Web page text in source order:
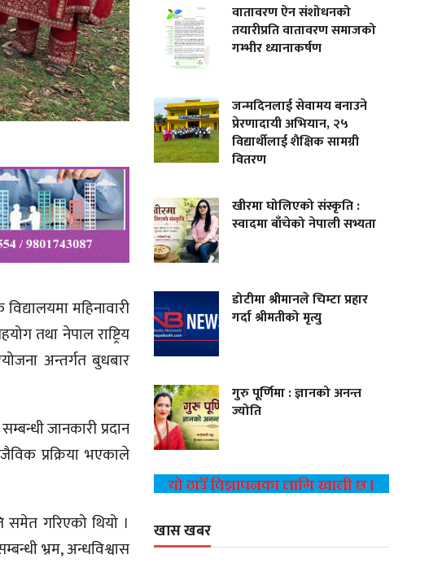
महिनावारी
तथा नेपाल राष्ट्रिय
अन्तर्गत बुधबार
जानकारी प्रदान
प्रक्रिया भएकाले
समेत गरिएको थियो ।
भ्रम, अन्धविश्वास
वातावरण ऐन संशोधनको
तयारीप्रति वातावरण समाजको
गम्भीर ध्यानाकर्षण
जन्मदिनलाई सेवामय बनाउने
प्रेरणादायी अभियान, २५
विद्यार्थीलाई शैक्षिक सामग्री
वितरण
खीरमा घोलिएको संस्कृति :
स्वादमा बाँचेको नेपाली सभ्यता
डोटीमा श्रीमानले चिम्टा प्रहार
गर्दा श्रीमतीको मृत्यु
गुरु पूर्णिमा : ज्ञानको अनन्त
ज्योति
खास खबर